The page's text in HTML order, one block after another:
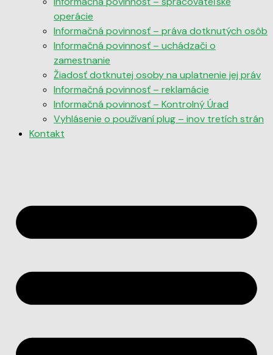
operácie
Informačná povinnosť – práva dotknutých osôb
Informačná povinnosť – uchádzači o
zamestnanie
Žiadosť dotknutej osoby na uplatnenie jej práv
Informačná povinnosť – reklamácie
Informačná povinnosť – Kontrolný Úrad
Vyhlásenie o používaní plug – inov tretích strán
Kontakt